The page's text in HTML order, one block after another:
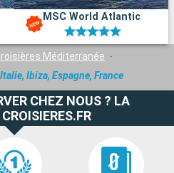
MSC World Atlantic
Méditerranée
Italie, Ibiza, Espagne, France
CHEZ NOUS ? LA